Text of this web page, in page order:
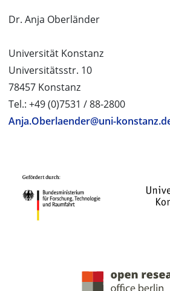
Dr. Anja Oberländer
Universität Konstanz
Universitätsstr. 10
78457 Konstanz
Tel.: +49 (0)7531 / 88-2800
Anja.Oberlaender@uni-